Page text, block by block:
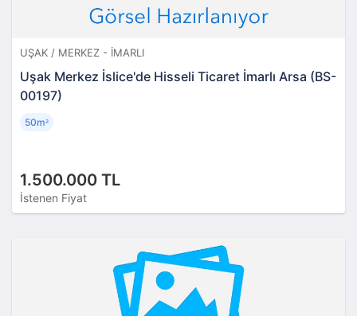
UŞAK / MERKEZ - İMARLI
Uşak Merkez İslice'de Hisseli Ticaret İmarlı Arsa (BS-
00197)
1.500.000 TL
İstenen Fiyat
50m²